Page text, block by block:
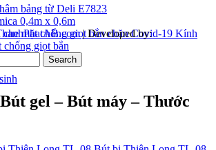
bảng từ Deli E7823
0,4m x 0,6m
Kính
chống giọt bắn
gel – Bút máy – Thước
| Developed by:
Search